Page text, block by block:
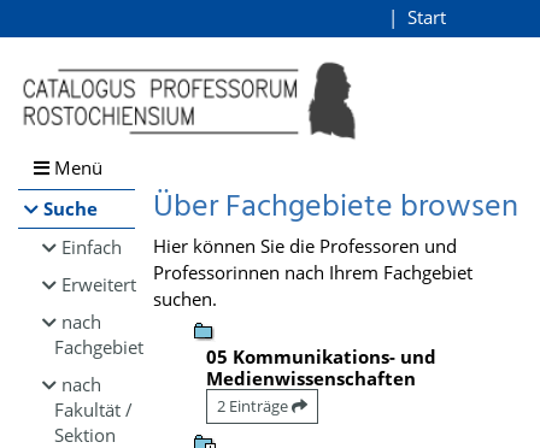
Browsen
direkt zum Inhalt
Start
Menü
Suche
Einfach
Erweitert
nach
Fachgebiet
nach
Fakultät /
Sektion
Über Fachgebiete browsen
Hier können Sie die Professoren und
Professorinnen nach Ihrem Fachgebiet
suchen.
05 Kommunikations- und
Medienwissenschaften
2 Einträge